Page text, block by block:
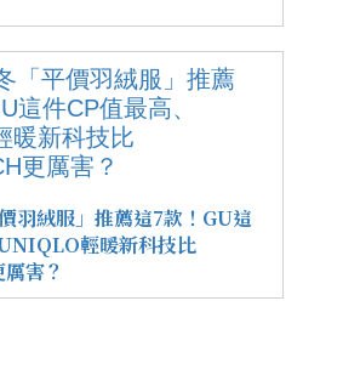
羽絨服」推薦這7款！GU這
輕暖新科技比
害？